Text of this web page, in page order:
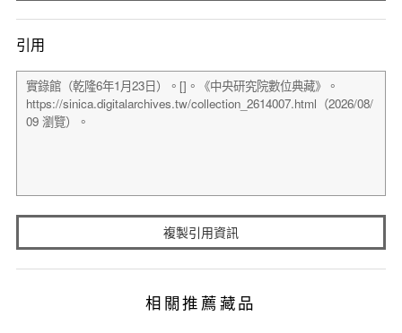
引用
複製引用資訊
相關推薦藏品